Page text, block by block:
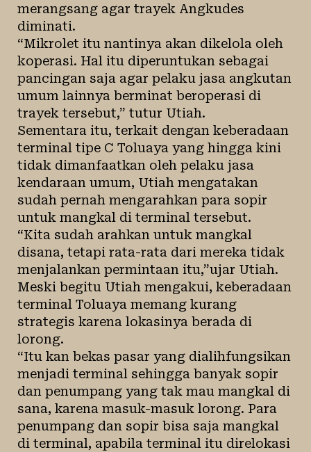
merangsang agar trayek Angkudes
diminati.
“Mikrolet itu nantinya akan dikelola oleh
koperasi. Hal itu diperuntukan sebagai
pancingan saja agar pelaku jasa angkutan
umum lainnya berminat beroperasi di
trayek tersebut,” tutur Utiah.
Sementara itu, terkait dengan keberadaan
terminal tipe C Toluaya yang hingga kini
tidak dimanfaatkan oleh pelaku jasa
kendaraan umum, Utiah mengatakan
sudah pernah mengarahkan para sopir
untuk mangkal di terminal tersebut.
“Kita sudah arahkan untuk mangkal
disana, tetapi rata-rata dari mereka tidak
menjalankan permintaan itu,”ujar Utiah.
Meski begitu Utiah mengakui, keberadaan
terminal Toluaya memang kurang
strategis karena lokasinya berada di
lorong.
“Itu kan bekas pasar yang dialihfungsikan
menjadi terminal sehingga banyak sopir
dan penumpang yang tak mau mangkal di
sana, karena masuk-masuk lorong. Para
penumpang dan sopir bisa saja mangkal
di terminal, apabila terminal itu direlokasi